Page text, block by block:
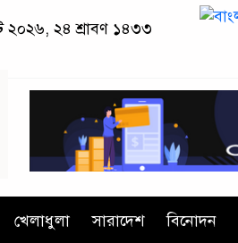
২০২৬, ২৪ শ্রাবণ ১৪৩৩
খেলাধুলা সারাদেশ বিনোদন